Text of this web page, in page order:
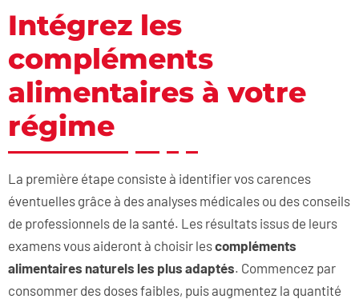
Intégrez les
compléments
alimentaires à votre
régime
La première étape consiste à identifier vos carences
éventuelles grâce à des analyses médicales ou des conseils
de professionnels de la santé. Les résultats issus de leurs
examens vous aideront à choisir lescompléments
alimentaires naturels les plus adaptés. Commencez par
consommer des doses faibles, puis augmentez la quantité